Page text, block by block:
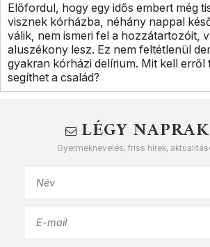
Előfordul, hogy egy idős embert még
visznek kórházba, néhány nappal
válik, nem ismeri fel a hozzátartozóit,
aluszékony lesz. Ez nem feltétlenül
gyakran kórházi delírium. Mit kell erről
segíthet a család?
LÉGY
Gyermeknevelés, friss hírek,